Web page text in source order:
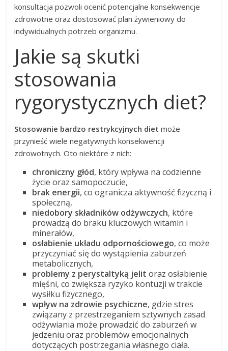
konsultacja pozwoli ocenić potencjalne konsekwencje
zdrowotne oraz dostosować plan żywieniowy do
indywidualnych potrzeb organizmu.
Jakie są skutki
stosowania
rygorystycznych diet?
Stosowanie bardzo restrykcyjnych diet może
przynieść wiele negatywnych konsekwencji
zdrowotnych. Oto niektóre z nich:
chroniczny głód, który wpływa na codzienne
życie oraz samopoczucie,
brak energii, co ogranicza aktywność fizyczną i
społeczną,
niedobory składników odżywczych, które
prowadzą do braku kluczowych witamin i
minerałów,
osłabienie układu odpornościowego, co może
przyczyniać się do wystąpienia zaburzeń
metabolicznych,
problemy z perystaltyką jelit oraz osłabienie
mięśni, co zwiększa ryzyko kontuzji w trakcie
wysiłku fizycznego,
wpływ na zdrowie psychiczne, gdzie stres
związany z przestrzeganiem sztywnych zasad
odżywiania może prowadzić do zaburzeń w
jedzeniu oraz problemów emocjonalnych
dotyczących postrzegania własnego ciała.